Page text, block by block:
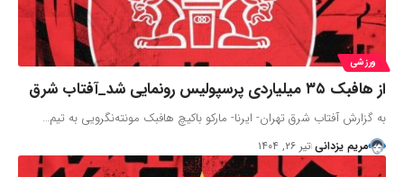
ورزشی
از هافبک ۳۵ میلیاردی پرسپولیس رونمایی شد_آفتاب شرق
به گزارش آفتاب شرق تهران- ایرنا- مارکو باکیچ هافبک مونته‌نگرویی به تیم…
مریم یزدانی تیر ۲۶, ۱۴۰۴